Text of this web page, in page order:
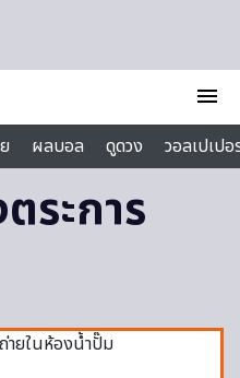
menu
ผลบอล ดูดวง
วอลเปเป
ระการ